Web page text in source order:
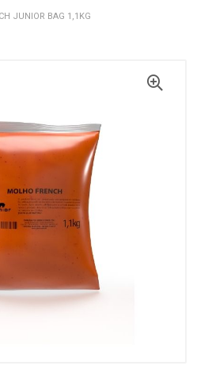
JUNIOR BAG 1,1KG